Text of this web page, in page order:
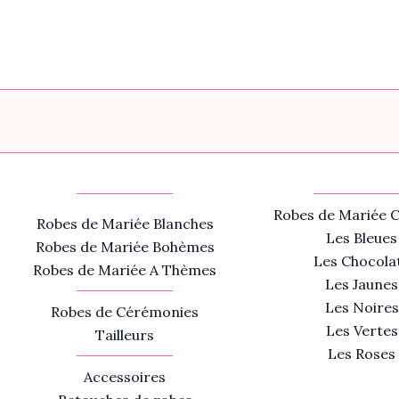
Robes de Mariée Blanches
Robes de Mariée Bohèmes
Robes de Mariée A Thèmes
Robes de Cérémonies
Tailleurs
Accessoires
Robes de Mariée
Les Bleues
Les
Les Jaunes
Les Noires
Les Vertes
Les Roses